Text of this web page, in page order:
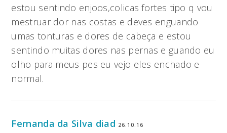
estou sentindo enjoos,colicas fortes tipo q vou
mestruar dor nas costas e deves enguando
umas tonturas e dores de cabeça e estou
sentindo muitas dores nas pernas e guando eu
olho para meus pes eu vejo eles enchado e
normal.
Fernanda da Silva diad 26.10.16